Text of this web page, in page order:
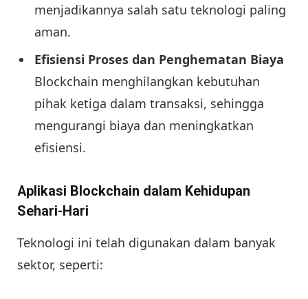
menjadikannya salah satu teknologi paling
aman.
Efisiensi Proses dan Penghematan Biaya
Blockchain menghilangkan kebutuhan
pihak ketiga dalam transaksi, sehingga
mengurangi biaya dan meningkatkan
efisiensi.
Aplikasi Blockchain dalam Kehidupan
Sehari-Hari
Teknologi ini telah digunakan dalam banyak
sektor, seperti: